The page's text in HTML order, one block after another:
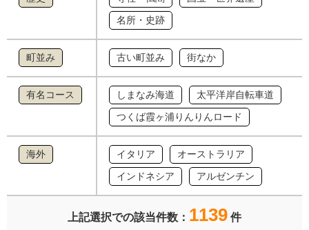
名所・史跡
町並み 古い町並み 街なか
有名コース しまなみ海道
太平洋岸自転車道
つくば霞ヶ浦りんりんロード
海外 イタリア
オーストラリア
インドネシア
アルゼンチン
上記選択での該当件数： 1139 件